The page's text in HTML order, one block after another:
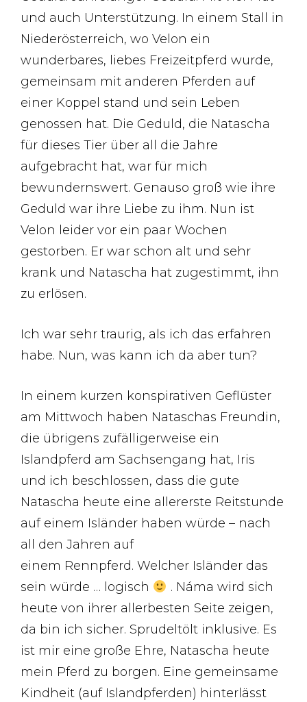
und auch Unterstützung. In einem Stall in
Niederösterreich, wo Velon ein
wunderbares, liebes Freizeitpferd wurde,
gemeinsam mit anderen Pferden auf
einer Koppel stand und sein Leben
genossen hat. Die Geduld, die Natascha
für dieses Tier über all die Jahre
aufgebracht hat, war für mich
bewundernswert. Genauso groß wie ihre
Geduld war ihre Liebe zu ihm. Nun ist
Velon leider vor ein paar Wochen
gestorben. Er war schon alt und sehr
krank und Natascha hat zugestimmt, ihn
zu erlösen.
Ich war sehr traurig, als ich das erfahren
habe. Nun, was kann ich da aber tun?
In einem kurzen konspirativen Geflüster
am Mittwoch haben Nataschas Freundin,
die übrigens zufälligerweise ein
Islandpferd am Sachsengang hat, Iris
und ich beschlossen, dass die gute
Natascha heute eine allererste Reitstunde
auf einem Isländer haben würde – nach
all den Jahren auf
einem Rennpferd. Welcher Isländer das
sein würde … logisch
. Náma wird sich
heute von ihrer allerbesten Seite zeigen,
da bin ich sicher. Sprudeltölt inklusive. Es
ist mir eine große Ehre, Natascha heute
mein Pferd zu borgen. Eine gemeinsame
Kindheit (auf Islandpferden) hinterlässt